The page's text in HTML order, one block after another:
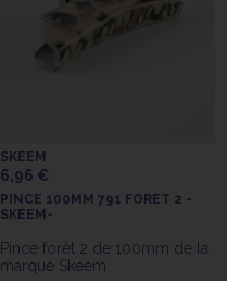
SKEEM
6,96 €
PINCE 100MM 791 FORET 2 -
SKEEM-
Pince forêt 2 de 100mm de la
marque Skeem